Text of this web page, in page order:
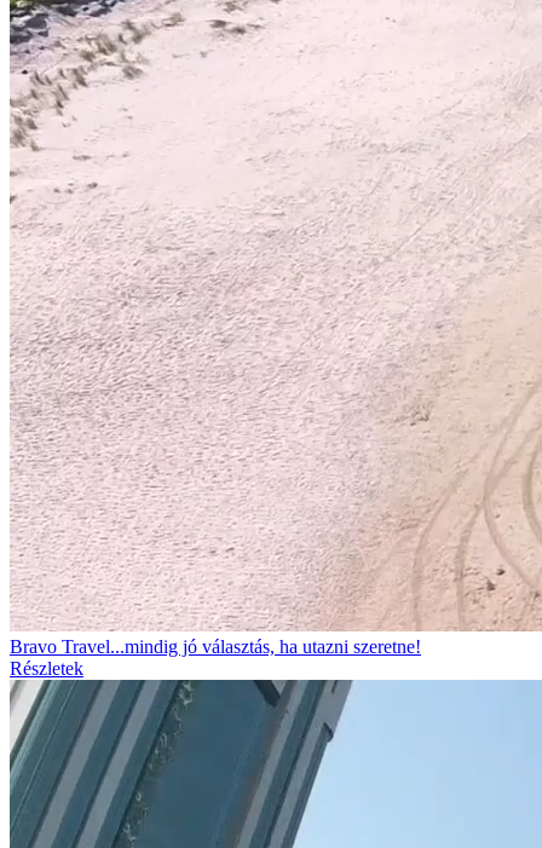
Bravo Travel...mindig jó választás, ha utazni szeretne!
Részletek